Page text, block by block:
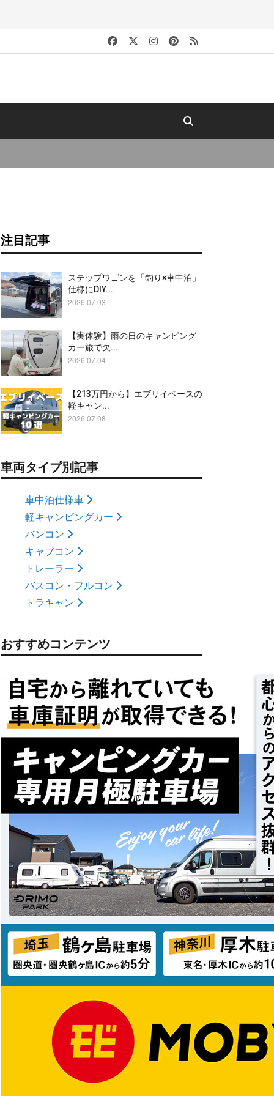
注目記事
ステップワゴンを「釣り×車中泊」
仕様にDIY...
2026.07.03
【実体験】雨の日のキャンピング
カー旅で欠...
2026.07.04
【213万円から】エブリイベースの
軽キャン...
2026.07.08
車両タイプ別記事
車中泊仕様車
軽キャンピングカー
バンコン
キャブコン
トレーラー
バスコン・フルコン
トラキャン
おすすめコンテンツ